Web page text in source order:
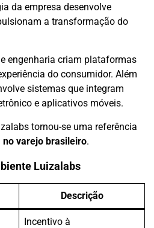
da empresa desenvolve
a transformação do
engenharia criam plataformas
do consumidor. Além
sistemas que integram
e aplicativos móveis.
tornou-se uma referência
no varejo brasileiro.
Luizalabs
Descrição
Incentivo à